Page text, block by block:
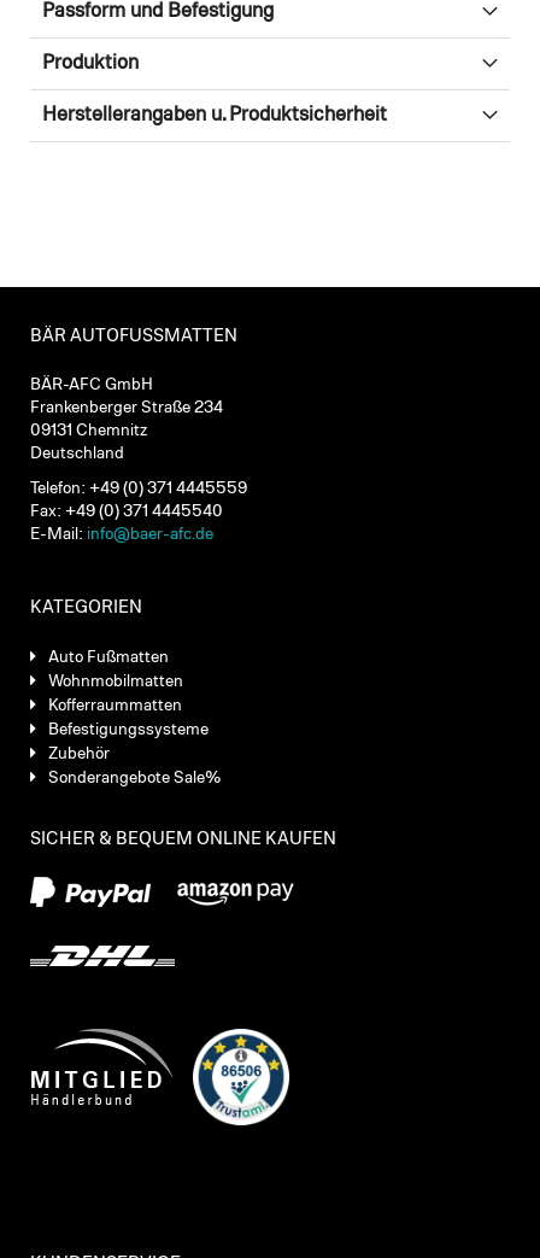
Passform und Befestigung
Produktion
Herstellerangaben u. Produktsicherheit
BÄR AUTOFUSSMATTEN
BÄR-AFC GmbH
Frankenberger Straße 234
09131 Chemnitz
Deutschland
Telefon: +49 (0) 371 4445559
Fax: +49 (0) 371 4445540
E-Mail: info@baer-afc.de
KATEGORIEN
Auto Fußmatten
Wohnmobilmatten
Kofferraummatten
Befestigungssysteme
Zubehör
Sonderangebote Sale%
SICHER & BEQUEM ONLINE KAUFEN